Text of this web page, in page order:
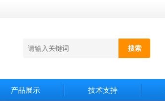
产品展示 技术支持